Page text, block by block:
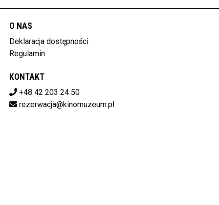
O NAS
Deklaracja dostępności
Regulamin
KONTAKT
+48 42 203 24 50
rezerwacja@kinomuzeum.pl